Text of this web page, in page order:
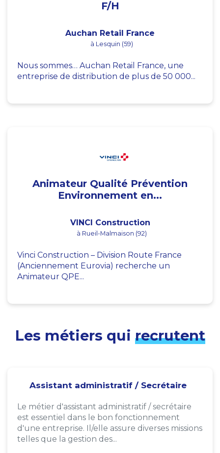
F/H
Auchan Retail France
à Lesquin (59)
Nous sommes… Auchan Retail France, une
entreprise de distribution de plus de 50 000...
Animateur Qualité Prévention
Environnement en...
VINCI Construction
à Rueil-Malmaison (92)
Vinci Construction – Division Route France
(Anciennement Eurovia) recherche un
Animateur QPE...
Les métiers qui recrutent
Assistant administratif / Secrétaire
Le métier d'assistant administratif / secrétaire
est essentiel dans le bon fonctionnement
d'une entreprise. Il/elle assure diverses missions
telles que la gestion des...